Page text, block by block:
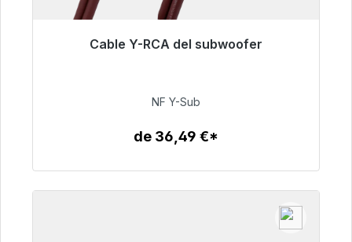
Cable Y-RCA del subwoofer
Listo para envío inmediato, plazo de entrega
50,99 €
NF Y-Sub
de 36,49 €*